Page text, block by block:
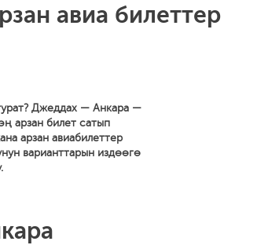
авиа билеттер
Джеддах — Анкара —
арзан билет сатып
арзан авиабилеттер
варианттарын издөөгө